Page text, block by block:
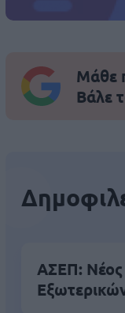
Μάθε
Βάλε
ΑΣΕΠ: Νέος